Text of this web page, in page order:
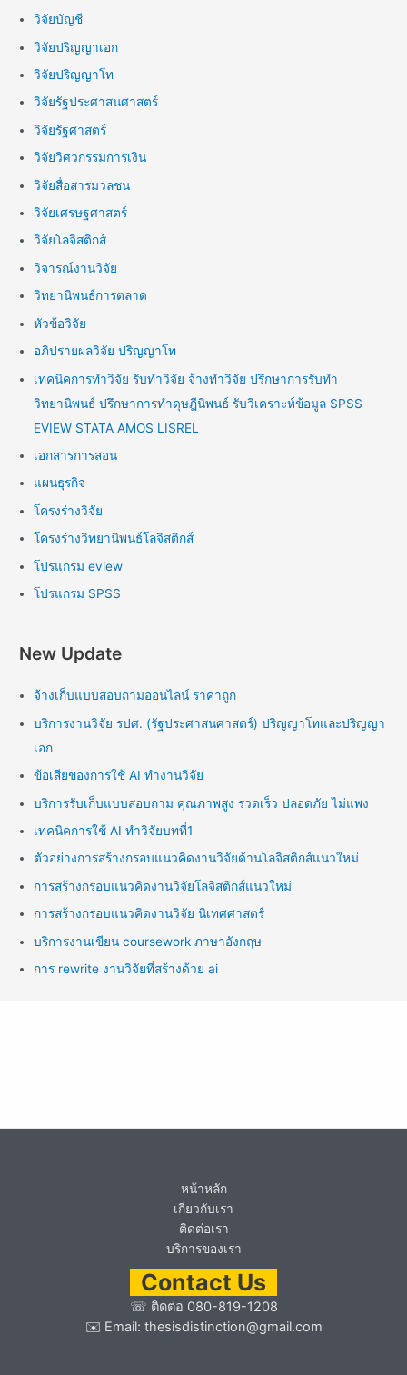
วิจัยบัญชี
วิจัยปริญญาเอก
วิจัยปริญญาโท
วิจัยรัฐประศาสนศาสตร์
วิจัยรัฐศาสตร์
วิจัยวิศวกรรมการเงิน
วิจัยสื่อสารมวลชน
วิจัยเศรษฐศาสตร์
วิจัยโลจิสติกส์
วิจารณ์งานวิจัย
วิทยานิพนธ์การตลาด
หัวข้อวิจัย
อภิปรายผลวิจัย ปริญญาโท
เทคนิคการทำวิจัย รับทำวิจัย จ้างทำวิจัย ปรึกษาการรับทำ
วิทยานิพนธ์ ปรึกษาการทำดุษฎีนิพนธ์ รับวิเคราะห์ข้อมูล SPSS
EVIEW STATA AMOS LISREL
เอกสารการสอน
แผนธุรกิจ
โครงร่างวิจัย
โครงร่างวิทยานิพนธ์โลจิสติกส์
โปรแกรม eview
โปรแกรม SPSS
New Update
จ้างเก็บแบบสอบถามออนไลน์ ราคาถูก
บริการงานวิจัย รปศ. (รัฐประศาสนศาสตร์) ปริญญาโทและปริญญา
เอก
ข้อเสียของการใช้ AI ทำงานวิจัย
บริการรับเก็บแบบสอบถาม คุณภาพสูง รวดเร็ว ปลอดภัย ไม่แพง
เทคนิคการใช้ AI ทำวิจัยบทที่1
ตัวอย่างการสร้างกรอบแนวคิดงานวิจัยด้านโลจิสติกส์แนวใหม่
การสร้างกรอบแนวคิดงานวิจัยโลจิสติกส์แนวใหม่
การสร้างกรอบแนวคิดงานวิจัย นิเทศศาสตร์
บริการงานเขียน coursework ภาษาอังกฤษ
การ rewrite งานวิจัยที่สร้างด้วย ai
หน้าหลัก
เกี่ยวกับเรา
ติดต่อเรา
บริการของเรา
Contact Us
☏ ติดต่อ 080-819-1208
✉️ Email: thesisdistinction@gmail.com